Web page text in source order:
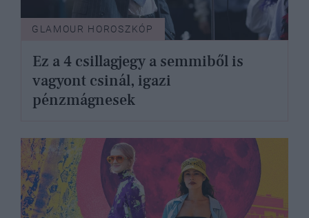
GLAMOUR HOROSZKÓP
Ez a 4 csillagjegy a semmiből is
vagyont csinál, igazi
pénzmágnesek